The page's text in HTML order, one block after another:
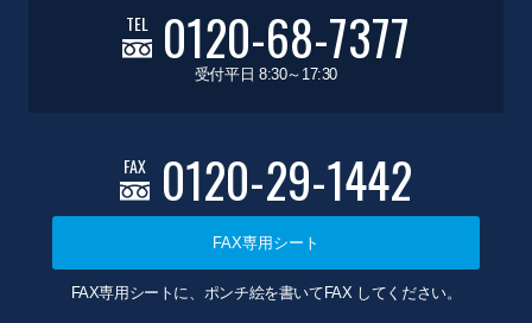
TEL 0120-68-7377
受付平日 8:30～17:30
FAX 0120-29-1442
FAX専用シート
FAX専用シートに、ポンチ絵を書いてFAX してください。